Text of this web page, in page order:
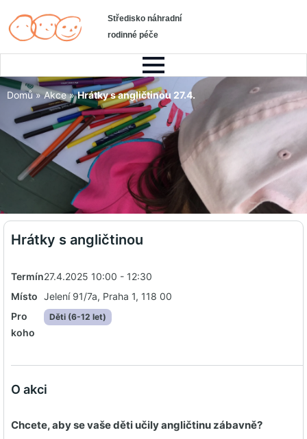
Středisko náhradní
rodinné péče
Domů » Akce » Hrátky s angličtinou 27.4.
Hrátky s angličtinou
Termín27.4.2025 10:00 - 12:30
Místo Jelení 91/7a, Praha 1, 118 00
Pro
koho
Děti (6-12 let)
O akci
Chcete, aby se vaše děti učily angličtinu zábavně?